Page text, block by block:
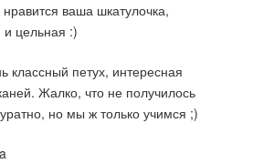
ваша шкатулочка,
и цельная :)
классный петух, интересная
Жалко, что не получилось
но мы ж только учимся ;)